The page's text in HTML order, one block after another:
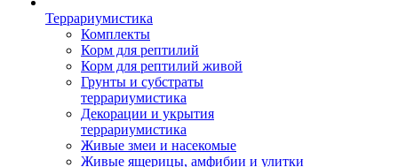
Террариумистика
Комплекты
Корм для рептилий
Корм для рептилий живой
Грунты и субстраты
террариумистика
Декорации и укрытия
террариумистика
Живые змеи и насекомые
Живые ящерицы, амфибии и улитки